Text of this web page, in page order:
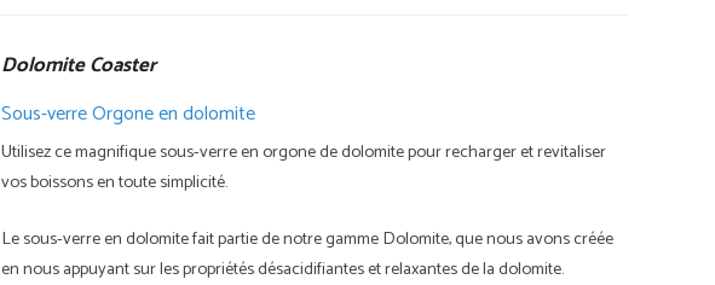
Dolomite Coaster
Sous-verre Orgone en dolomite
Utilisez ce magnifique sous-verre en orgone de dolomite pour recharger et revitaliser
vos boissons en toute simplicité.
Le sous-verre en dolomite fait partie de notre gamme Dolomite, que nous avons créée
en nous appuyant sur les propriétés désacidifiantes et relaxantes de la dolomite.